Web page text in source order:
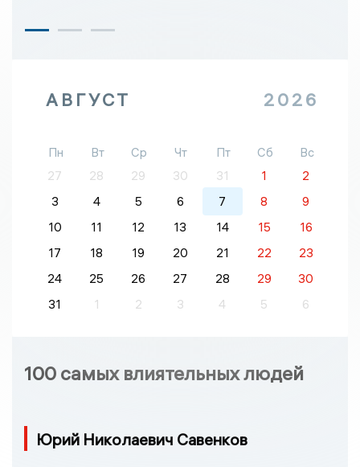
АВГУСТ 2026
Пн Вт Ср Чт Пт Сб
Вс
27
28 29 30 31 1
2
3
4 5 6 7 8
9
10
11 12 13 14 15
16
17
18 19 20 21 22
23
24
25 26 27 28 29
30
31
1 2 3 4 5 6
100 самых влиятельных людей
Юрий Николаевич Савенков